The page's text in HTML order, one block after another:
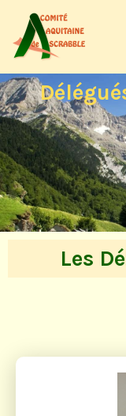
Aller
au
contenu
Les